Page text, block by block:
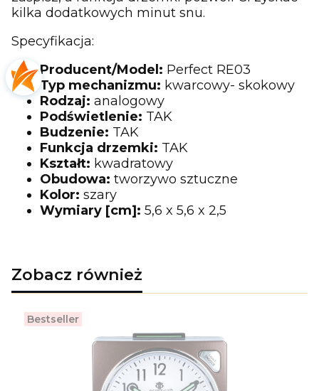
kilka dodatkowych minut snu.
Specyfikacja:
Producent/Model: Perfect RE03
Typ mechanizmu: kwarcowy- skokowy
Rodzaj: analogowy
Podświetlenie: TAK
Budzenie: TAK
Funkcja drzemki: TAK
Kształt: kwadratowy
Obudowa: tworzywo sztuczne
Kolor: szary
Wymiary [cm]: 5,6 x 5,6 x 2,5
Zobacz również
Bestseller